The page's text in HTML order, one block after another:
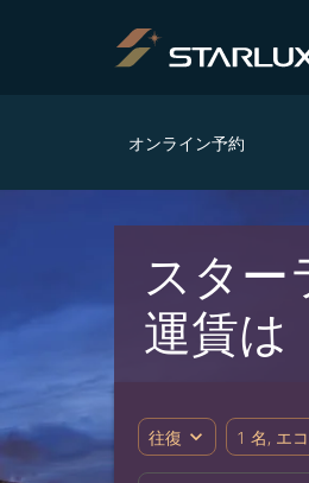
オンライン予約
スター
運賃は
往復 expand_more 1 名, エ